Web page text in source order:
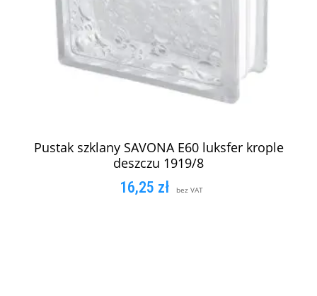
Pustak szklany SAVONA E60 luksfer krople
deszczu 1919/8
16,25 zł bez VAT